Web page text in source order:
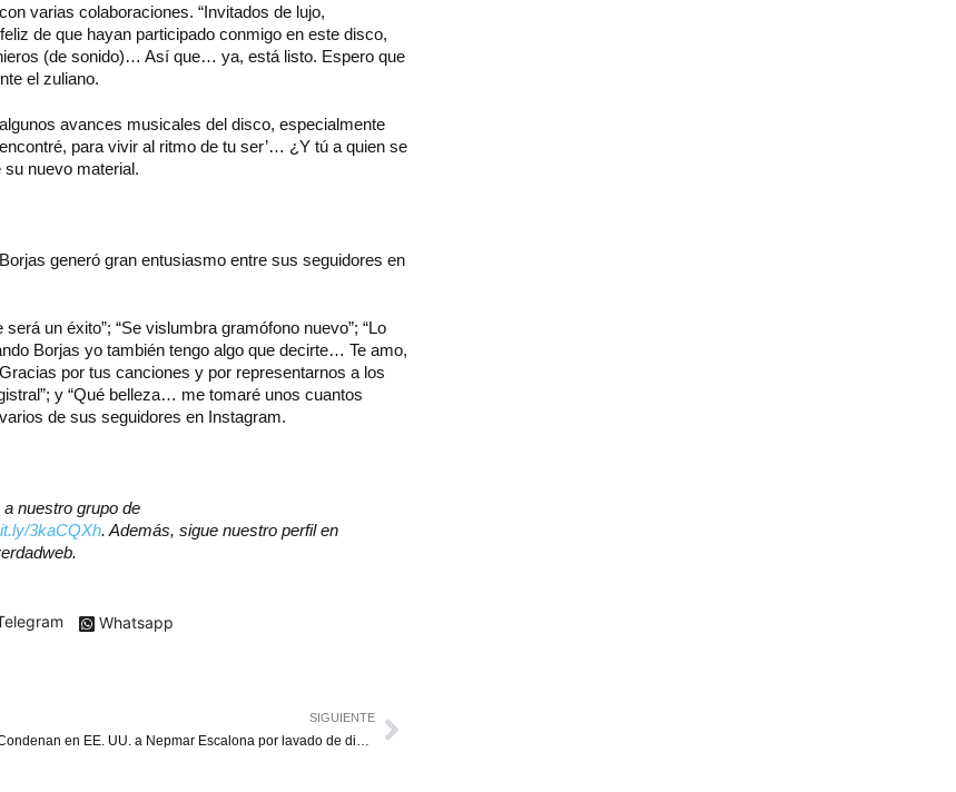
varias colaboraciones. “Invitados de lujo,
de que hayan participado conmigo en este disco,
(de sonido)… Así que… ya, está listo. Espero que
el zuliano.
avances musicales del disco, especialmente
para vivir al ritmo de tu ser’… ¿Y tú a quien se
su nuevo material.
generó gran entusiasmo entre sus seguidores en
un éxito”; “Se vislumbra gramófono nuevo”; “Lo
Borjas yo también tengo algo que decirte… Te amo,
por tus canciones y por representarnos a los
y “Qué belleza… me tomaré unos cuantos
de sus seguidores en Instagram.
nuestro grupo de
3kaCQXh. Además, sigue nuestro perfil en
Whatsapp
SIGUIENTE